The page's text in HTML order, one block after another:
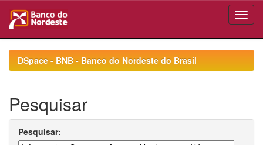
navigationDSpace - BNB - Banco do Nordeste do Brasil
Pesquisar
Pesquisar: